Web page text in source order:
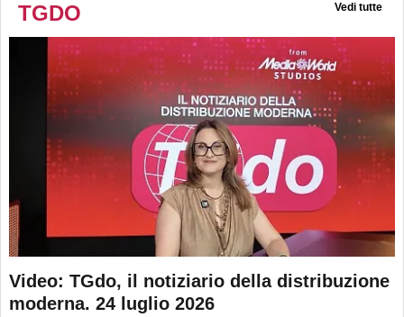
TGDO Vedi tutte
Video: TGdo, il notiziario della distribuzione
moderna. 24 luglio 2026